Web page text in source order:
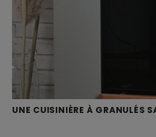
UNE CUISINIÈRE À GRANULÉS